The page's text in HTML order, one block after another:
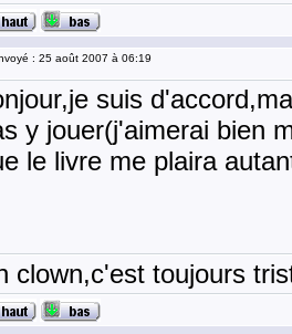
: 25 août 2007 à 06:19
suis
y jouer(j'aimerai bien
le livre me plaira
clown,c'est toujours